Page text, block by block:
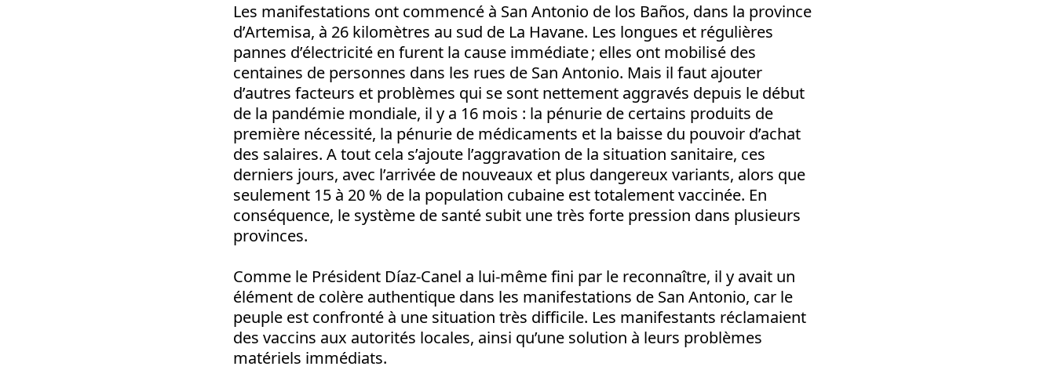
Les manifestations ont commencé à San Antonio de los Baños, dans la province
d’Artemisa, à 26 kilomètres au sud de La Havane. Les longues et régulières
pannes d’électricité en furent la cause immédiate ; elles ont mobilisé des
centaines de personnes dans les rues de San Antonio. Mais il faut ajouter
d’autres facteurs et problèmes qui se sont nettement aggravés depuis le début
de la pandémie mondiale, il y a 16 mois : la pénurie de certains produits de
première nécessité, la pénurie de médicaments et la baisse du pouvoir d’achat
des salaires. A tout cela s’ajoute l’aggravation de la situation sanitaire, ces
derniers jours, avec l’arrivée de nouveaux et plus dangereux variants, alors que
seulement 15 à 20 % de la population cubaine est totalement vaccinée. En
conséquence, le système de santé subit une très forte pression dans plusieurs
provinces.
Comme le Président Díaz-Canel a lui-même fini par le reconnaître, il y avait un
élément de colère authentique dans les manifestations de San Antonio, car le
peuple est confronté à une situation très difficile. Les manifestants réclamaient
des vaccins aux autorités locales, ainsi qu’une solution à leurs problèmes
matériels immédiats.